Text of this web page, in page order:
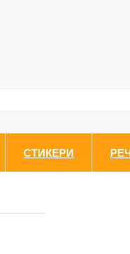
СТИКЕРИ